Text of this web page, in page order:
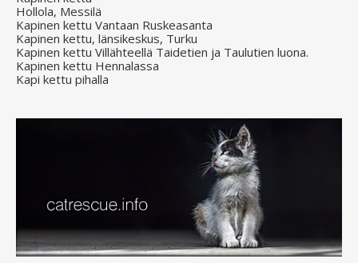
Hollola, Messilä
Kapinen kettu Vantaan Ruskeasanta
Kapinen kettu, länsikeskus, Turku
Kapinen kettu Villähteellä Taidetien ja Taulutien luona.
Kapinen kettu Hennalassa
Kapi kettu pihalla